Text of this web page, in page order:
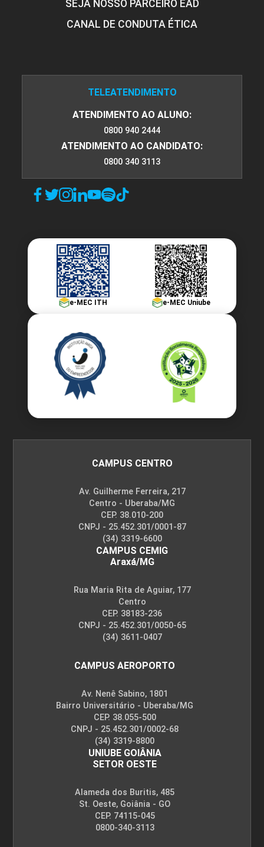
SEJA NOSSO PARCEIRO EAD
CANAL DE CONDUTA ÉTICA
TELEATENDIMENTO
ATENDIMENTO AO ALUNO:
0800 940 2444
ATENDIMENTO AO CANDIDATO:
0800 340 3113
e-MEC ITH e-MEC Uniube
CAMPUS CENTRO
Av. Guilherme Ferreira, 217
Centro - Uberaba/MG
CEP. 38.010-200
CNPJ - 25.452.301/0001-87
(34) 3319-6600
CAMPUS CEMIG
Araxá/MG
Rua Maria Rita de Aguiar, 177
Centro
CEP. 38183-236
CNPJ - 25.452.301/0050-65
(34) 3611-0407
CAMPUS AEROPORTO
Av. Nenê Sabino, 1801
Bairro Universitário - Uberaba/MG
CEP. 38.055-500
CNPJ - 25.452.301/0002-68
(34) 3319-8800
UNIUBE GOIÂNIA
SETOR OESTE
Alameda dos Buritis, 485
St. Oeste, Goiânia - GO
CEP. 74115-045
0800-340-3113